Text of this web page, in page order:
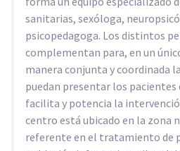
sanitarias, sexóloga,
psicopedagoga. Los distintos
complementan para, en un
manera conjunta y coordinada
puedan presentar los pacientes
facilita y potencia la
centro está ubicado en la zona
referente en el tratamiento de